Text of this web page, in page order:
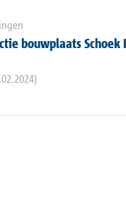
bouwplaats Schoek